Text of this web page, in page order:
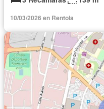
10/03/2026 en Rentola